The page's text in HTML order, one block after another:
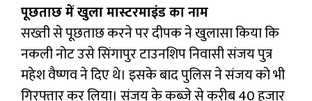
पूछताछ में खुला मास्टरमाइंड का नाम
सख्ती से पूछताछ करने पर दीपक ने खुलासा किया कि
नकली नोट उसे सिंगापुर टाउनशिप निवासी संजय पुत्र
महेश वैष्णव ने दिए थे। इसके बाद पुलिस ने संजय को भी